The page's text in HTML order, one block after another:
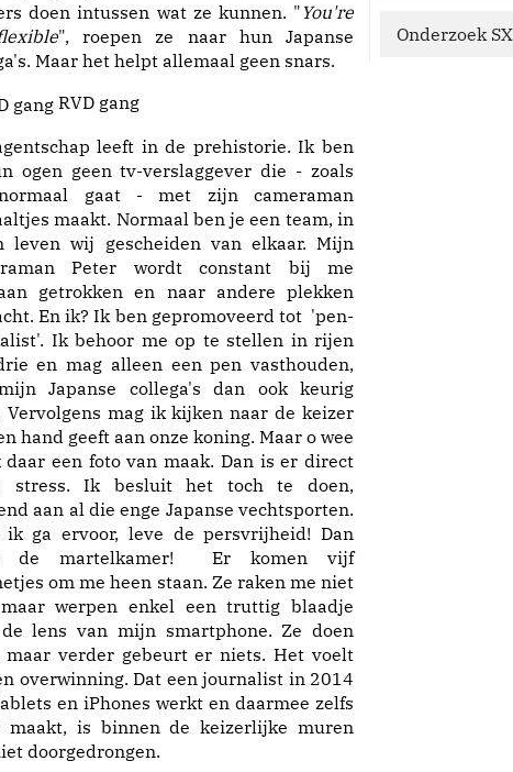
doen intussen wat ze kunnen. " You're
", roepen ze naar hun Japanse
Maar het helpt allemaal geen snars.
RVD gang
leeft in de prehistorie. Ik ben
ogen geen tv-verslaggever die - zoals
gaat - met zijn cameraman
maakt. Normaal ben je een team, in
leven wij gescheiden van elkaar. Mijn
Peter wordt constant bij me
getrokken en naar andere plekken
En ik? Ik ben gepromoveerd tot 'pen-
Ik behoor me op te stellen in rijen
en mag alleen een pen vasthouden,
Japanse collega's dan ook keurig
Vervolgens mag ik kijken naar de keizer
hand geeft aan onze koning. Maar o wee
daar een foto van maak. Dan is er direct
stress. Ik besluit het toch te doen,
aan al die enge Japanse vechtsporten.
ik ga ervoor, leve de persvrijheid! Dan
de martelkamer! Er komen vijf
om me heen staan. Ze raken me niet
werpen enkel een truttig blaadje
lens van mijn smartphone. Ze doen
maar verder gebeurt er niets. Het voelt
overwinning. Dat een journalist in 2014
en iPhones werkt en daarmee zelfs
maakt, is binnen de keizerlijke muren
doorgedrongen.
Onderzoek